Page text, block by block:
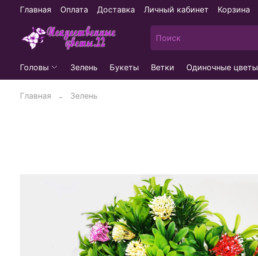
Главная Оплата Доставка Личный кабинет Корзина
Головы Зелень Букеты Ветки Одиночные цветы
Главная Зелень